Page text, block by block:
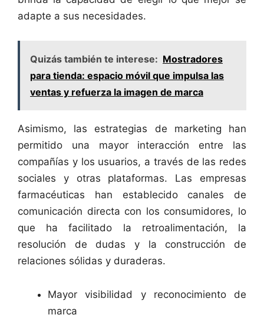
adapte a sus necesidades.
Quizás también te interese: Mostradores
para tienda: espacio móvil que impulsa las
ventas y refuerza la imagen de marca
Asimismo, las estrategias de marketing han
permitido una mayor interacción entre las
compañías y los usuarios, a través de las redes
sociales y otras plataformas. Las empresas
farmacéuticas han establecido canales de
comunicación directa con los consumidores, lo
que ha facilitado la retroalimentación, la
resolución de dudas y la construcción de
relaciones sólidas y duraderas.
Mayor visibilidad y reconocimiento de
marca